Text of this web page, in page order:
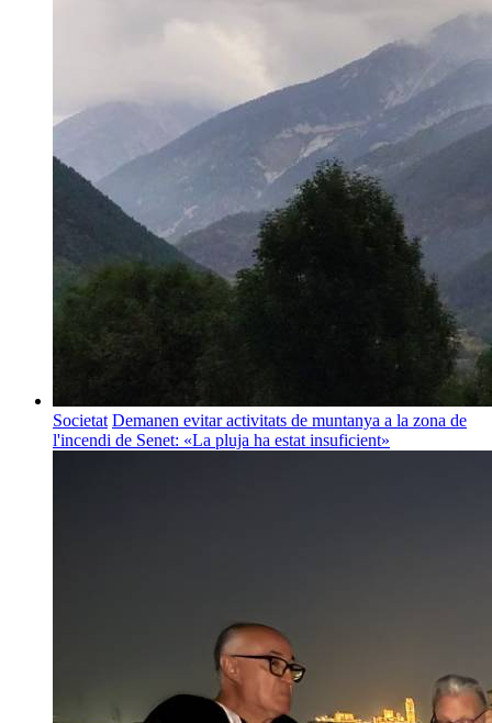
Societat Demanen evitar activitats de muntanya a la zona de
l'incendi de Senet: «La pluja ha estat insuficient»